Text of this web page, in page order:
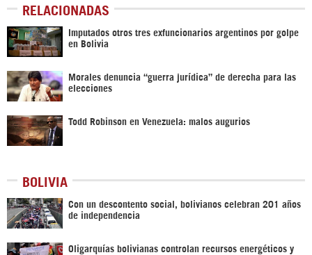
RELACIONADAS
Imputados otros tres exfuncionarios argentinos por golpe
en Bolivia
Morales denuncia “guerra jurídica” de derecha para las
elecciones
Todd Robinson en Venezuela: malos augurios
BOLIVIA
Con un descontento social, bolivianos celebran 201 años
de independencia
Oligarquías bolivianas controlan recursos energéticos y